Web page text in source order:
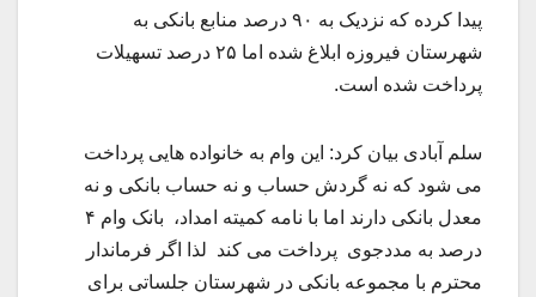
پیدا کرده که نزدیک به ۹۰ درصد منابع بانکی به
شهرستان فیروزه ابلاغ شده اما ۲۵ درصد تسهیلات
پرداخت شده است.
سلم آبادی بیان کرد: این وام به خانواده هایی پرداخت
می شود که نه گردش حساب و نه حساب بانکی و نه
معدل بانکی دارند اما با نامه کمیته امداد، بانک وام ۴
درصد به مددجوی پرداخت می کند لذا اگر فرماندار
محترم با مجموعه بانکی در شهرستان جلساتی برای